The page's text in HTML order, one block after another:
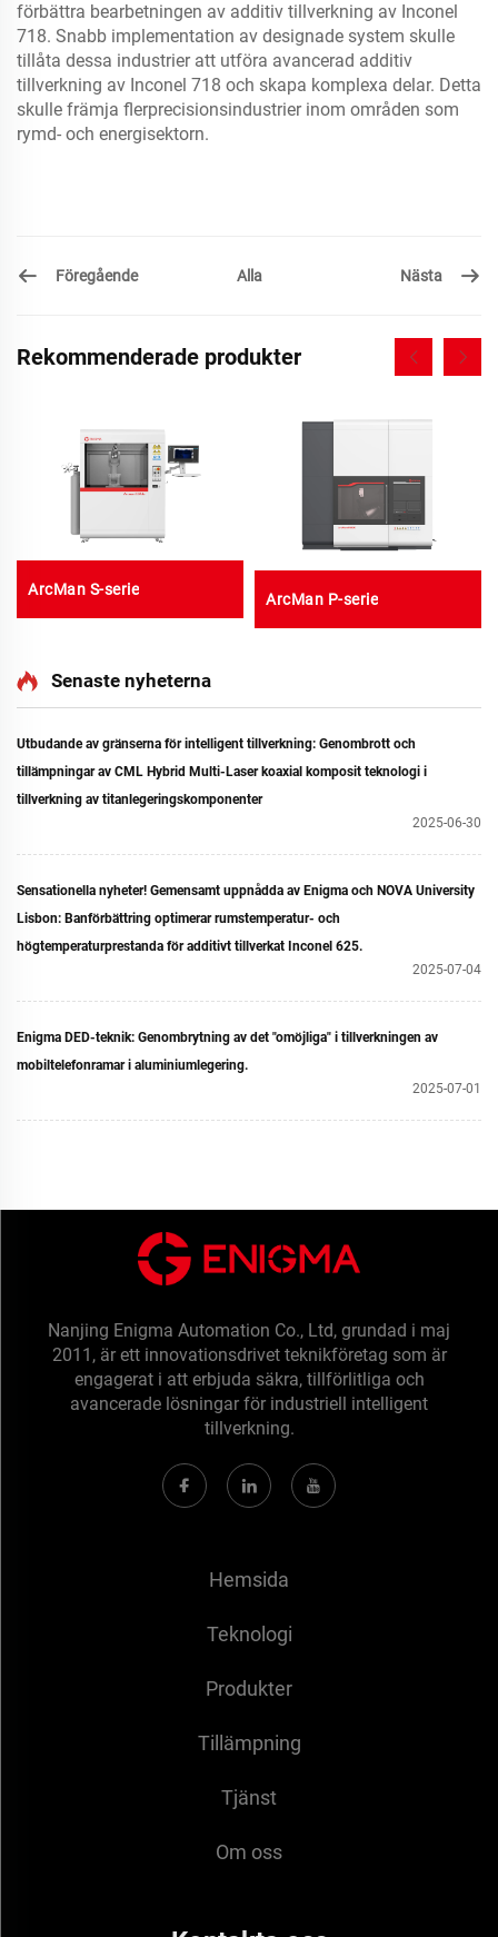
förbättra bearbetningen av additiv tillverkning av Inconel
718. Snabb implementation av designade system skulle
tillåta dessa industrier att utföra avancerad additiv
tillverkning av Inconel 718 och skapa komplexa delar. Detta
skulle främja flerprecisionsindustrier inom områden som
rymd- och energisektorn.
Föregående Alla Nästa
Rekommenderade produkter
ArcMan S-serie
ArcMan P-serie
Senaste nyheterna
Utbudande av gränserna för intelligent tillverkning: Genombrott och
tillämpningar av CML Hybrid Multi-Laser koaxial komposit teknologi i
tillverkning av titanlegeringskomponenter
2025-06-30
Sensationella nyheter! Gemensamt uppnådda av Enigma och NOVA University
Lisbon: Banförbättring optimerar rumstemperatur- och
högtemperaturprestanda för additivt tillverkat Inconel 625.
2025-07-04
Enigma DED-teknik: Genombrytning av det "omöjliga" i tillverkningen av
mobiltelefonramar i aluminiumlegering.
2025-07-01
Nanjing Enigma Automation Co., Ltd, grundad i maj
2011, är ett innovationsdrivet teknikföretag som är
engagerat i att erbjuda säkra, tillförlitliga och
avancerade lösningar för industriell intelligent
tillverkning.
Hemsida
Teknologi
Produkter
Tillämpning
Tjänst
Om oss